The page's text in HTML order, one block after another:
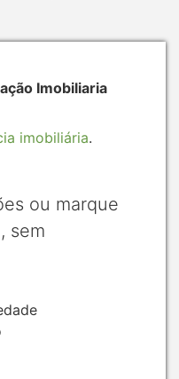
Imobiliaria
imobiliária.
ou marque
sem